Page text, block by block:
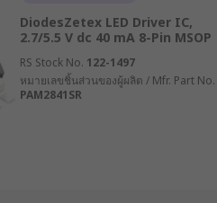
DiodesZetex LED Driver IC,
2.7/5.5 V dc 40 mA 8-Pin MSOP
RS Stock No. 122-1497
หมายเลขชิ้นส่วนของผู้ผลิต / Mfr. Part No.
PAM2841SR